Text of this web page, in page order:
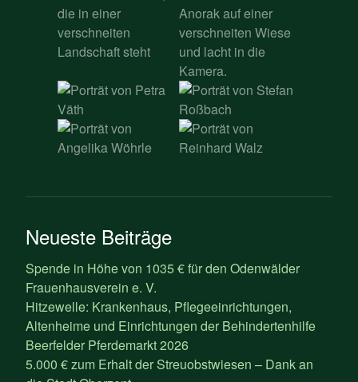
Neueste Beiträge
Spende in Höhe von 1035 € für den Odenwälder
Frauenhausverein e. V.
Hitzewelle: Krankenhaus, Pflegeeinrichtungen,
Altenheime und Einrichtungen der Behindertenhilfe
Beerfelder Pferdemarkt 2026
5.000 € zum Erhalt der Streuobstwiesen – Dank an